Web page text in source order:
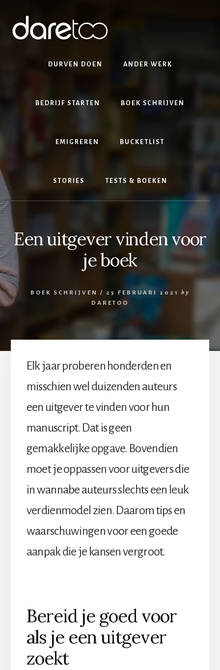
content
footer
DURVEN DOEN ANDER WERK
BEDRIJF STARTEN BOEK SCHRIJVEN
EMIGREREN BUCKETLIST
STORIES TESTS & BOEKEN
Een uitgever vinden voor
je boek
BOEK SCHRIJVEN / 25 FEBRUARI 2021
by
DARETOO
Elk jaar proberen honderden en
misschien wel duizenden auteurs
een uitgever te vinden voor hun
manuscript. Dat is geen
gemakkelijke opgave. Bovendien
moet je oppassen voor uitgevers die
in wannabe auteurs slechts een leuk
verdienmodel zien. Daarom tips en
waarschuwingen voor een goede
aanpak die je kansen vergroot.
Bereid je goed voor
als je een uitgever
zoekt